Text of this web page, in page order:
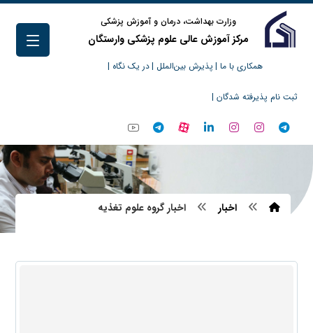
وزارت بهداشت، درمان و آموزش پزشکی
مرکز آموزش عالی علوم پزشکی وارستگان
همکاری با ما | پذیرش بین‌الملل |در یک نگاه |
ثبت نام پذیرفته شدگان |
اخبار اخبار گروه علوم تغذیه